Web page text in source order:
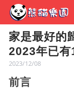
家是最好的
2023年已有
2023/12/08
前言